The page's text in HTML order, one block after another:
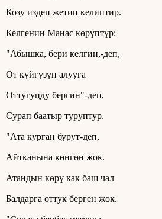
Козу издеп жетип келиптир.
Келгенин Манас көрүптүр:
"Абышка, бери келгин,-деп,
От күйгүзүп алууга
Оттугуңду бергин"-деп,
Сурап баатыр туруптур.
"Ата курган бурут-деп,
Айтканына көнгөн жок.
Атандын көрү как баш чал
Балдарга оттук берген жок.